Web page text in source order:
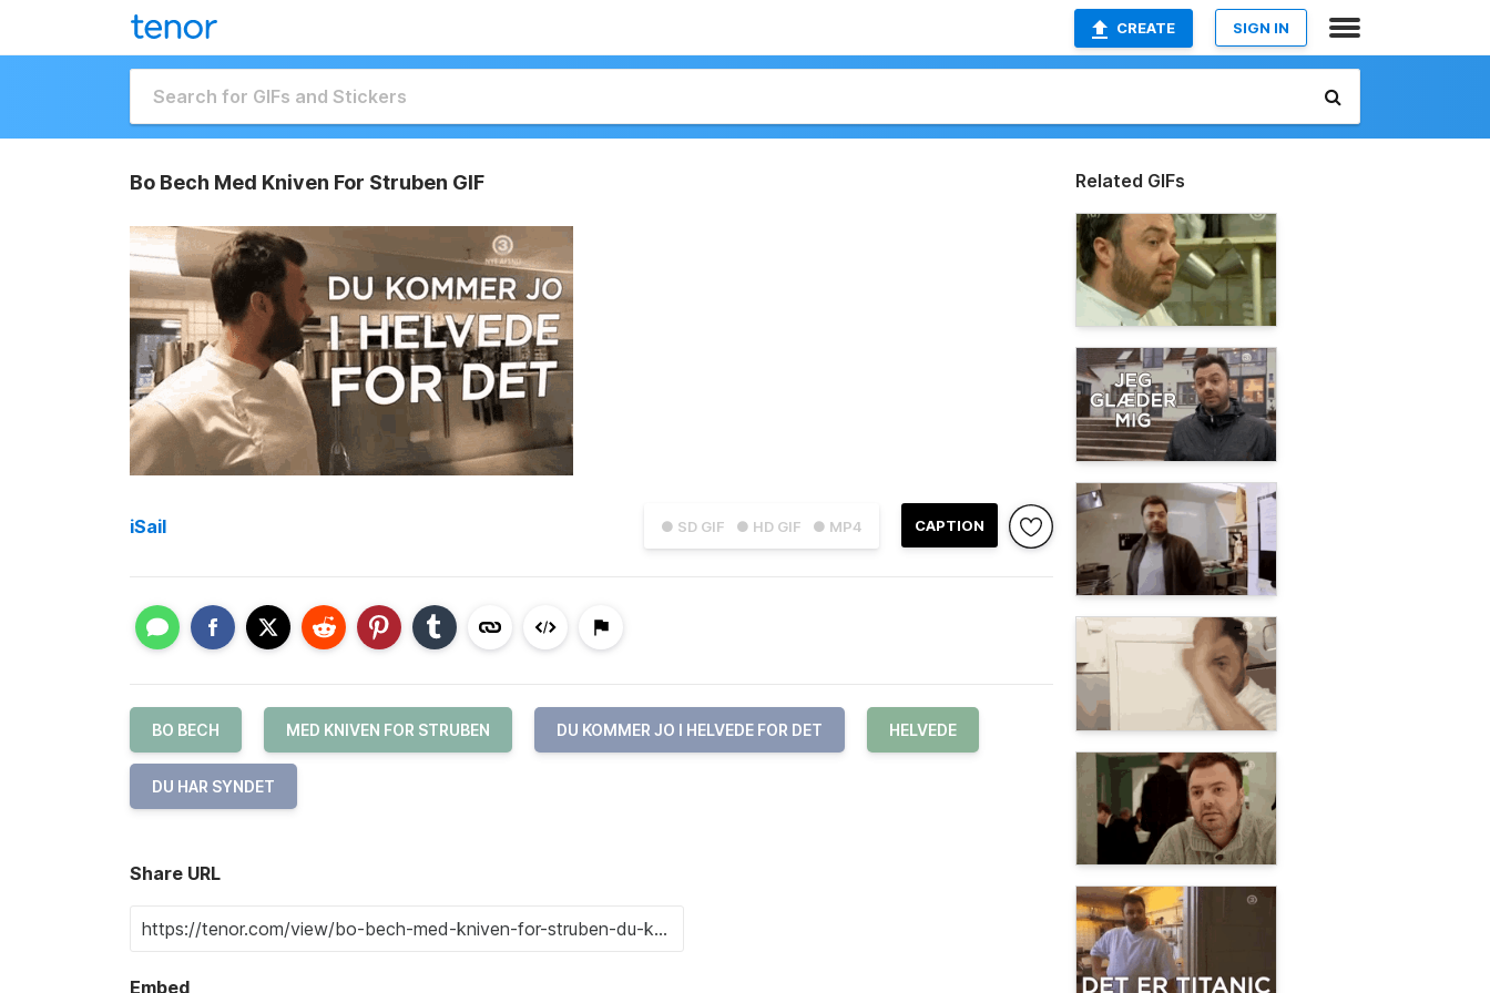
CREATE SIGN IN
Bo Bech Med Kniven For Struben GIF
● SD GIF ● HD GIF ● MP4 CAPTION
iSail
BO BECH MED KNIVEN FOR STRUBEN DU KOMMER JO I HELVEDE FOR DET HELVEDE
DU HAR SYNDET
Share URL
Embed
Related GIFs